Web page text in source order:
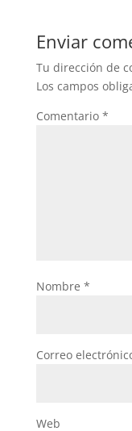
Enviar
Tu dirección de
Los campos
Comentario *
Nombre *
Correo
Web